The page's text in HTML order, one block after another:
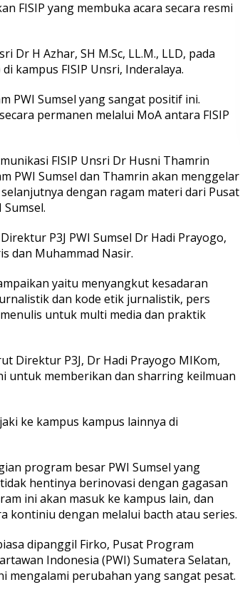
FISIP yang membuka acara secara resmi
Dr H Azhar, SH M.Sc, LL.M., LLD, pada
kampus FISIP Unsri, Inderalaya.
PWI Sumsel yang sangat positif ini.
permanen melalui MoA antara FISIP
FISIP Unsri Dr Husni Thamrin
PWI Sumsel dan Thamrin akan menggelar
dengan ragam materi dari Pusat
P3J PWI Sumsel Dr Hadi Prayogo,
dan Muhammad Nasir.
yaitu menyangkut kesadaran
dan kode etik jurnalistik, pers
untuk multi media dan praktik
Direktur P3J, Dr Hadi Prayogo MIKom,
untuk memberikan dan sharring keilmuan
ke kampus kampus lainnya di
program besar PWI Sumsel yang
hentinya berinovasi dengan gagasan
ini akan masuk ke kampus lain, dan
kontiniu dengan melalui bacth atau series.
dipanggil Firko, Pusat Program
Indonesia (PWI) Sumatera Selatan,
mengalami perubahan yang sangat pesat.